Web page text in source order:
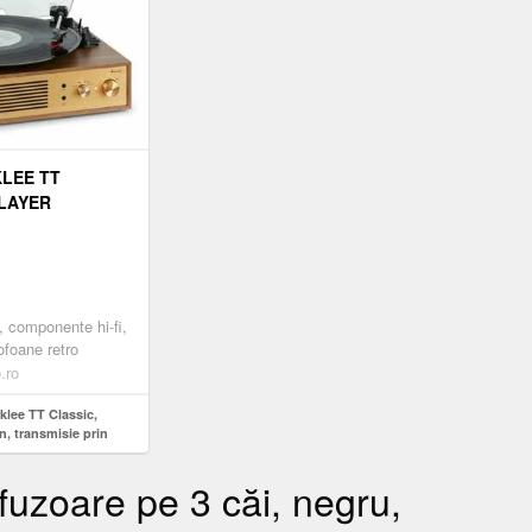
TT
TRANSMISIE
componente hi-fi,
retro
TT Classic,
transmisie prin
RPM, difuzoare
pe 3 căi, negru,